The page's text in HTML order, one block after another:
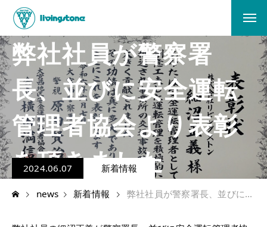
弊社社員が警察署
長、並びに安全運転
管理者協会より表彰
を頂きました
2024.06.07 新着情報
news 新着情報 弊社社員が警察署長、並びに安全運転管理者協会より表彰を頂きました